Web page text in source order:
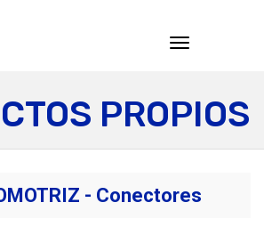
Toggle
PROPIOS
- Conectores